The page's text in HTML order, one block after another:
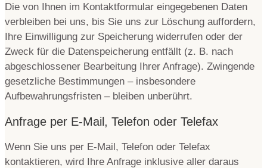
Die von Ihnen im Kontaktformular eingegebenen Daten
verbleiben bei uns, bis Sie uns zur Löschung auffordern,
Ihre Einwilligung zur Speicherung widerrufen oder der
Zweck für die Datenspeicherung entfällt (z. B. nach
abgeschlossener Bearbeitung Ihrer Anfrage). Zwingende
gesetzliche Bestimmungen – insbesondere
Aufbewahrungsfristen – bleiben unberührt.
Anfrage per E-Mail, Telefon oder Telefax
Wenn Sie uns per E-Mail, Telefon oder Telefax
kontaktieren, wird Ihre Anfrage inklusive aller daraus